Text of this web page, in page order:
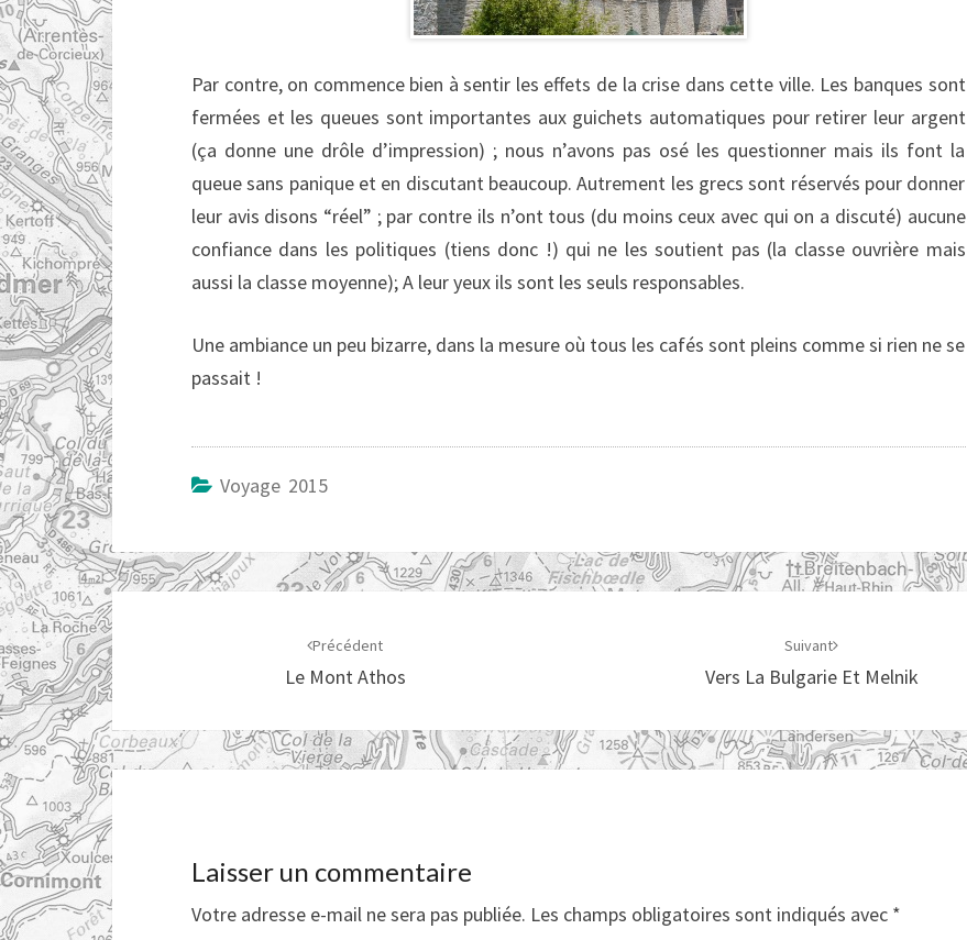
Par contre, on commence bien à sentir les effets de la crise dans cette ville. Les banques sont
fermées et les queues sont importantes aux guichets automatiques pour retirer leur argent
(ça donne une drôle d’impression) ; nous n’avons pas osé les questionner mais ils font la
queue sans panique et en discutant beaucoup. Autrement les grecs sont réservés pour donner
leur avis disons “réel” ; par contre ils n’ont tous (du moins ceux avec qui on a discuté) aucune
confiance dans les politiques (tiens donc !) qui ne les soutient pas (la classe ouvrière mais
aussi la classe moyenne); A leur yeux ils sont les seuls responsables.
Une ambiance un peu bizarre, dans la mesure où tous les cafés sont pleins comme si rien ne se
passait !
Voyage 2015
Navigation
d'article
Précédent
Le Mont Athos
Suivant
Vers La Bulgarie Et Melnik
Laisser un commentaire
Votre adresse e-mail ne sera pas publiée. Les champs obligatoires sont indiqués avec *